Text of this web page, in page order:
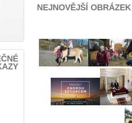
NEJNOVĚJŠÍ OBRÁZEK